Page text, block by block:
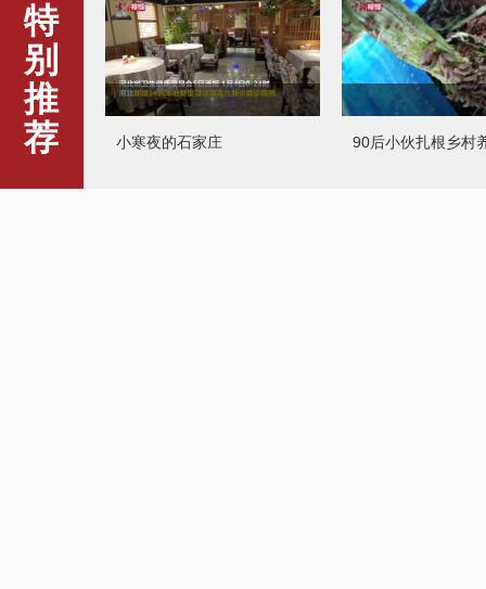
特
别
推
荐
小寒夜的石家庄 90后小伙扎根乡村